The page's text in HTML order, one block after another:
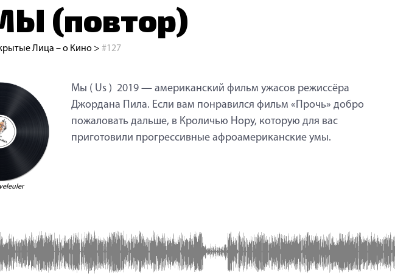
(повтор)
Лица – о Кино > #127
Мы ( Us ) 2019 — американский фильм ужасов режиссёра
Джордана Пила. Если вам понравился фильм «Прочь» добро
пожаловать дальше, в Кроличью Нору, которую для вас
приготовили прогрессивные афроамериканские умы.